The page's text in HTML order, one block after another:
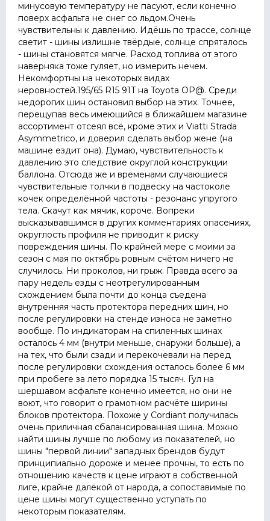
минусовую температуру не пасуют, если конечно
поверх асфальта не снег со льдом.Очень
чувствительны к давлению. Идёшь по трассе, солнце
светит - шины излишне твёрдые, солнце спряталось
- шины становятся мягче. Расход топлива от этого
наверняка тоже гуляет, но измерить нечем.
Некомфортны на некоторых видах
неровностей.195/65 R15 91T на Toyota OP@. Среди
недорогих шин остановил выбор на этих. Точнее,
перещупав весь имеющийся в ближайшем магазине
ассортимент отсеял всё, кроме этих и Viatti Strada
Asymmetrico, и доверил сделать выбор жене (на
машине ездит она). Думаю, чувствительность к
давлению это следствие округлой конструкции
баллона. Отсюда же и временами случающиеся
чувствительные толчки в подвеску на частоколе
кочек определённой частоты - резонанс упругого
тела. Скачут как мячик, короче. Вопреки
высказывавшимся в других комментариях опасениях,
округлость профиля не приводит к риску
повреждения шины. По крайней мере с моими за
сезон с мая по октябрь ровным счётом ничего не
случилось. Ни проколов, ни грыж. Правда всего за
пару недель езды с неотрегулированным
схождением была почти до конца съедена
внутренняя часть протектора передних шин, но
после регулировки на стенде износа не заметно
вообще. По индикаторам на спиленных шинах
осталось 4 мм (внутри меньше, снаружи больше), а
на тех, что были сзади и перекочевали на перед
после регулировки схождения осталось более 6 мм
при пробеге за лето порядка 15 тысяч. Гул на
шершавом асфальте конечно имеется, но они не
воют, что говорит о грамотном расчёте ширины
блоков протектора. Похоже у Cordiant получилась
очень приличная сбалансированная шина. Можно
найти шины лучше по любому из показателей, но
шины "первой линии" западных брендов будут
принципиально дороже и менее прочны, то есть по
отношению качеств к цене играют в собственной
лиге, крайне далёкой от народа, а сопоставимые по
цене шины могут существенно уступать по
некоторым показателям.